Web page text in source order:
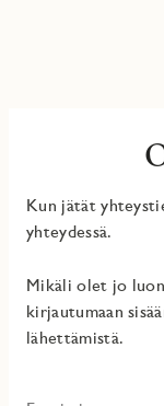
Kun jätät
yhteydessä.
Mikäli olet jo
kirjautumaan
lähettämistä.